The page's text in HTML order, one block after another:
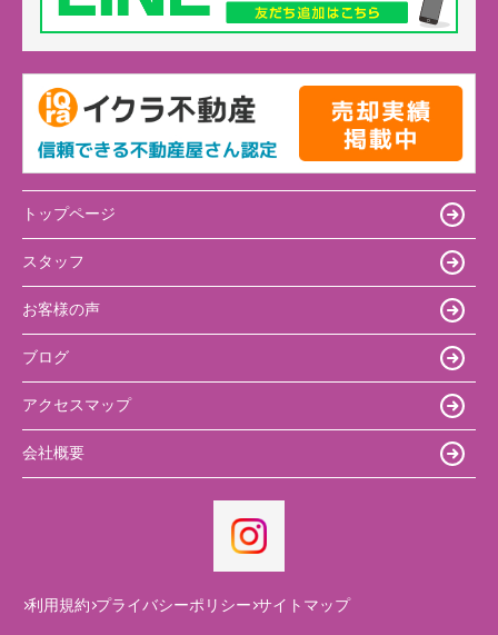
トップページ
スタッフ
お客様の声
ブログ
アクセスマップ
会社概要
利用規約 プライバシーポリシー サイトマップ